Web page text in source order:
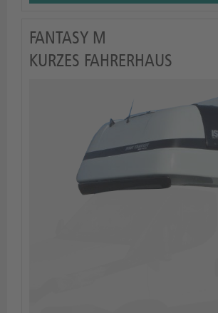
FANTASY M
KURZES FAHRERHAUS